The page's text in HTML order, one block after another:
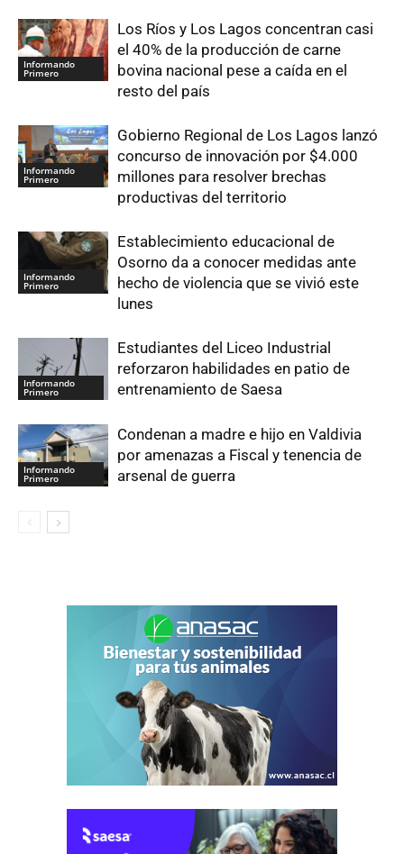
Informando
Primero
Los Ríos y Los Lagos concentran casi
el 40% de la producción de carne
bovina nacional pese a caída en el
resto del país
Informando
Primero
Gobierno Regional de Los Lagos lanzó
concurso de innovación por $4.000
millones para resolver brechas
productivas del territorio
Informando
Primero
Establecimiento educacional de
Osorno da a conocer medidas ante
hecho de violencia que se vivió este
lunes
Informando
Primero
Estudiantes del Liceo Industrial
reforzaron habilidades en patio de
entrenamiento de Saesa
Informando
Primero
Condenan a madre e hijo en Valdivia
por amenazas a Fiscal y tenencia de
arsenal de guerra